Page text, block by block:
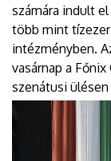
számára indult
több mint
intézményben.
vasárnap a
szenátusi